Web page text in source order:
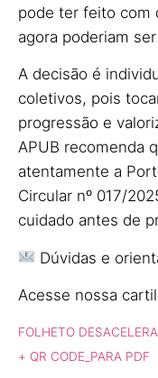
pode ter feito com
agora poderiam
A decisão é
coletivos, pois
progressão e
APUB recomenda
atentamente a
Circular nº 017/
cuidado antes de
Dúvidas e
Acesse nossa
FOLHETO
+ QR CODE_PARA PDF